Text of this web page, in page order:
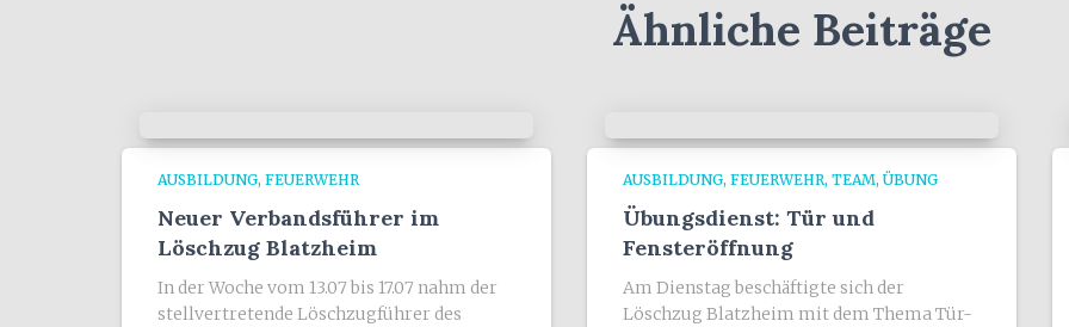
Ähnliche Beiträge
AUSBILDUNG FEUERWEHR
Neuer Verbandsführer im
Löschzug Blatzheim
In der Woche vom 13.07 bis 17.07 nahm der
stellvertretende Löschzugführer des
AUSBILDUNG FEUERWEHR TEAM ÜBUNG
Übungsdienst: Tür und
Fensteröffnung
Am Dienstag beschäftigte sich der
Löschzug Blatzheim mit dem Thema Tür-